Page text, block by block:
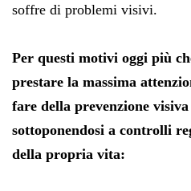
soffre di problemi visivi.
Per questi motivi oggi più
prestare la massima
fare della prevenzione
sottoponendosi a controlli
della propria vita: